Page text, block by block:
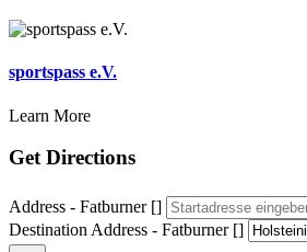
sportspass e.V.
Learn More
Get Directions
Address - Fatburner []
Destination Address - Fatburner []